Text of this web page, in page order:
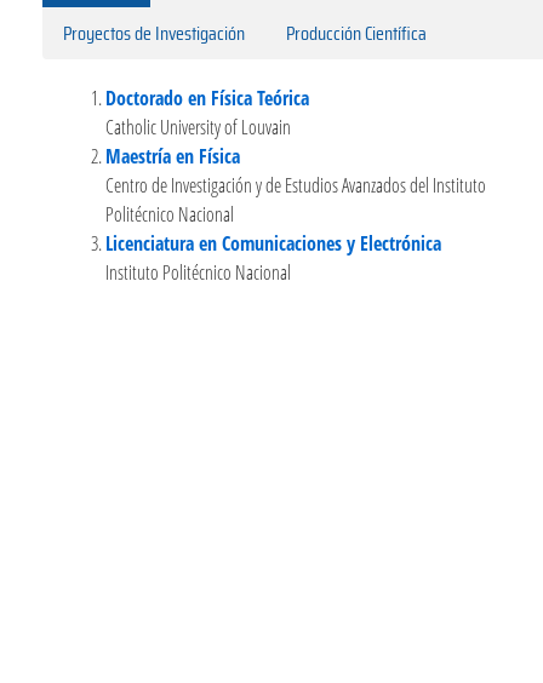
Proyectos de Investigación
Producción Científica
Doctorado en Física Teórica
Catholic University of Louvain
Maestría en Física
Centro de Investigación y de Estudios Avanzados del Instituto
Politécnico Nacional
Licenciatura en Comunicaciones y Electrónica
Instituto Politécnico Nacional